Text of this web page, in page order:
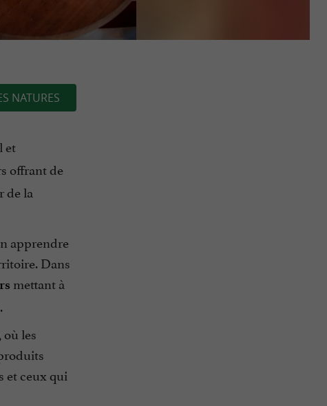
NATURES
et
offrant de
de la
apprendre
Dans
mettant à
les
et ceux qui